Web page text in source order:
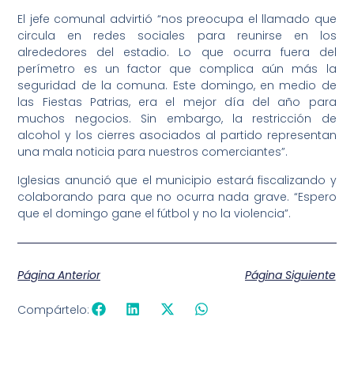
El jefe comunal advirtió “nos preocupa el llamado que
circula en redes sociales para reunirse en los
alrededores del estadio. Lo que ocurra fuera del
perímetro es un factor que complica aún más la
seguridad de la comuna. Este domingo, en medio de
las Fiestas Patrias, era el mejor día del año para
muchos negocios. Sin embargo, la restricción de
alcohol y los cierres asociados al partido representan
una mala noticia para nuestros comerciantes”.
Iglesias anunció que el municipio estará fiscalizando y
colaborando para que no ocurra nada grave. “Espero
que el domingo gane el fútbol y no la violencia”.
Página Anterior Página Siguiente
Compártelo: